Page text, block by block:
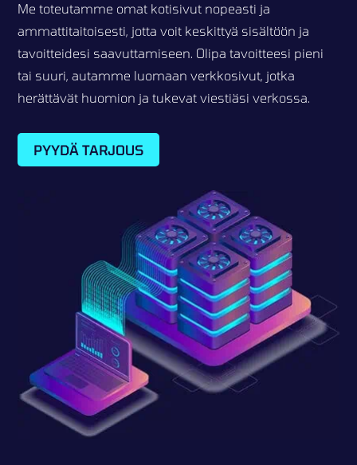
Me toteutamme omat kotisivut nopeasti ja
ammattitaitoisesti, jotta voit keskittyä sisältöön ja
tavoitteidesi saavuttamiseen. Olipa tavoitteesi pieni
tai suuri, autamme luomaan verkkosivut, jotka
herättävät huomion ja tukevat viestiäsi verkossa.
PYYDÄ TARJOUS